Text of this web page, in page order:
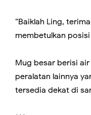
“Baiklah Ling,
membetulkan
Mug besar berisi
peralatan lainnya
tersedia dekat di